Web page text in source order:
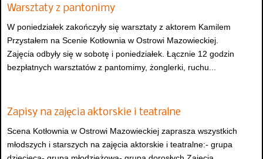
Warsztaty z pantonimy
W poniedziałek zakończyły się warsztaty z aktorem Kamilem
Przystałem na Scenie Kotłownia w Ostrowi Mazowieckiej.
Zajęcia odbyły się w sobotę i poniedziałek. Łącznie 12 godzin
bezpłatnych warsztatów z pantomimy, żonglerki, ruchu...
Zapisy na zajęcia aktorskie i teatralne
Scena Kotłownia w Ostrowi Mazowieckiej zaprasza wszystkich
młodszych i starszych na zajęcia aktorskie i teatralne:- grupa